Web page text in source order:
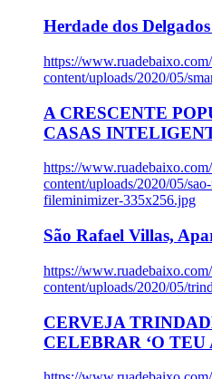
Herdade dos
https://
content/uploads/2020/05/
A CRESCENTE
CASAS
https://
content/uploads/2020/05/
fileminimizer-335x256.jpg
São Rafael Villas,
https://
content/uploads/2020/05/
CERVEJA
CELEBRAR ‘O TEU